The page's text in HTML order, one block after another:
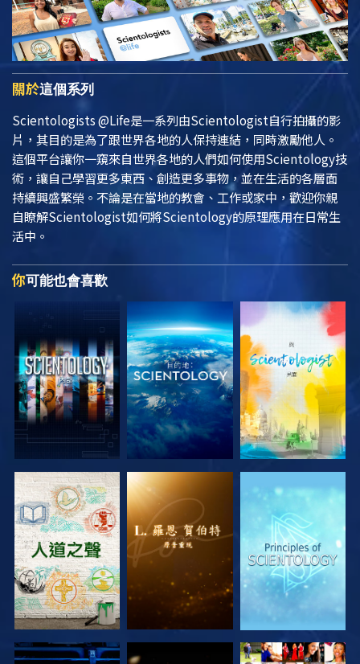
關於這個系列
Scientologists @Life是一系列由Scientologist自行拍攝的影
片，其目的是為了跟世界各地的人保持連結，同時激勵他人。
這個平台讓你一窺來自世界各地的人們如何使用Scientology技
術，讓自己學習更多東西、創造更多事物，並在生活的各層面
持續興盛繁榮。不論是在當地的教會、工作或家中，歡迎你親
自瞭解Scientologist如何將Scientology的原理應用在日常生
活中。
你可能也會喜歡
探索系列節目 探索系列節目 探索系列節目